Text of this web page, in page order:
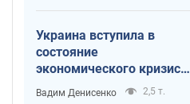
Украина вступила в
состояние
экономического кризиса.
Есть ли свет в конце
Вадим Денисенко 2,5 т.